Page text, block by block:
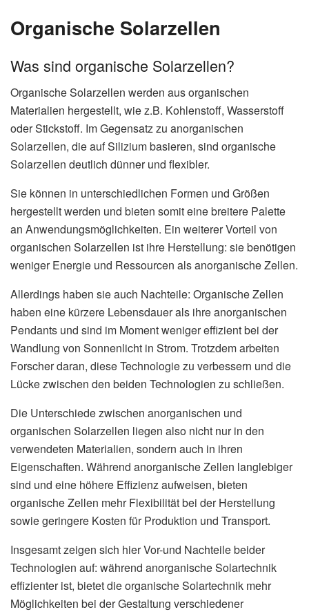
Organische Solarzellen
Was sind organische Solarzellen?
Organische Solarzellen werden aus organischen
Materialien hergestellt, wie z.B. Kohlenstoff, Wasserstoff
oder Stickstoff. Im Gegensatz zu anorganischen
Solarzellen, die auf Silizium basieren, sind organische
Solarzellen deutlich dünner und flexibler.
Sie können in unterschiedlichen Formen und Größen
hergestellt werden und bieten somit eine breitere Palette
an Anwendungsmöglichkeiten. Ein weiterer Vorteil von
organischen Solarzellen ist ihre Herstellung: sie benötigen
weniger Energie und Ressourcen als anorganische Zellen.
Allerdings haben sie auch Nachteile: Organische Zellen
haben eine kürzere Lebensdauer als ihre anorganischen
Pendants und sind im Moment weniger effizient bei der
Wandlung von Sonnenlicht in Strom. Trotzdem arbeiten
Forscher daran, diese Technologie zu verbessern und die
Lücke zwischen den beiden Technologien zu schließen.
Die Unterschiede zwischen anorganischen und
organischen Solarzellen liegen also nicht nur in den
verwendeten Materialien, sondern auch in ihren
Eigenschaften. Während anorganische Zellen langlebiger
sind und eine höhere Effizienz aufweisen, bieten
organische Zellen mehr Flexibilität bei der Herstellung
sowie geringere Kosten für Produktion und Transport.
Insgesamt zeigen sich hier Vor-und Nachteile beider
Technologien auf: während anorganische Solartechnik
effizienter ist, bietet die organische Solartechnik mehr
Möglichkeiten bei der Gestaltung verschiedener